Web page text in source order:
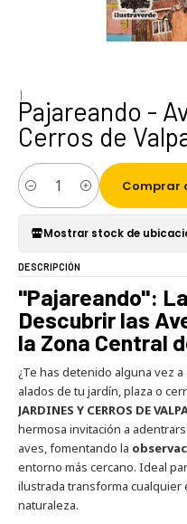
|
Pajareando -
Cerros de
Cantidad Comprar
Mostrar stock de
DESCRIPCIÓN
"Pajareando":
Descubrir las
la Zona Central
¿Te has detenido alguna vez
alados de tu jardín, plaza o
JARDINES Y CERROS DE
hermosa invitación a
aves, fomentando la
entorno más cercano. Ideal
ilustrada transforma cualquier
naturaleza.